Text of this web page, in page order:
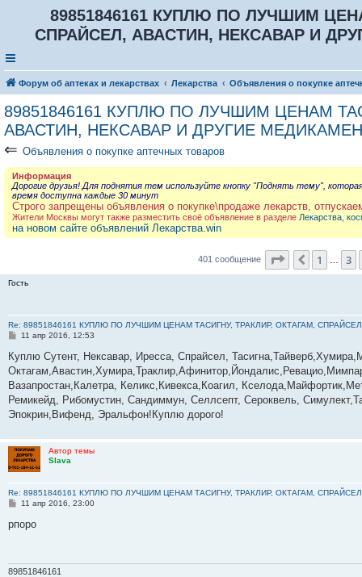
89851846161 КУПЛЮ ПО ЛУЧШИМ
СПРАЙСЕЛ, АВАСТИН, НЕКСАВАР И
Форум об аптеках и лекарствах Лекарства Объявления о покупке
89851846161 КУПЛЮ ПО ЛУЧШИМ ЦЕНАМ
АВАСТИН, НЕКСАВАР И ДРУГИЕ
⇐ Объявления о покупке аптечных товаров
Информация
Дорогие друзья! Для поднятия тем используйте кнопку "Поднять тему",
время доступна каждые 30 минут
Строго запрещены объявления о покупке\продаже лекарств,
Жители Москвы могут также разместить своё объявление в разделе Лекарства,
на новом сайте объявлений Лекарства.win
401 сообщение Страница
Пред.
1 3
Гость
Re: 89851846161 КУПЛЮ ПО ЛУЧШИМ ЦЕНАМ ТАСИГНУ, ТРАКЛИР, ОКТАГАМ,
С
о
б
щ
е
и
е
11 апр 2016, 12:53
Куплю Сутент, Нексавар, Иресса, Спрайсел,
Вазапростан,Калетра, Келикс,Кивекса,Коагил,
Ремикейд, Рибомустин, Сандиммун, Селлсепт, Сероквель,
Эпокрин,Вифенд, Эральфон!Куплю дорого!
Автор темы
Slava
Re: 89851846161 КУПЛЮ ПО ЛУЧШИМ ЦЕНАМ ТАСИГНУ, ТРАКЛИР, ОКТАГАМ,
С
о
и
11 апр 2016, 23:00
рпоро
89851846161